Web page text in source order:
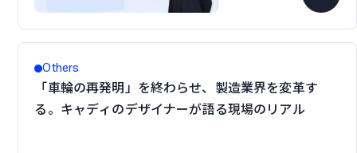
Others
「車輪の再発明」を終わらせ、製造業界を変革す
る。キャディのデザイナーが語る現場のリアル